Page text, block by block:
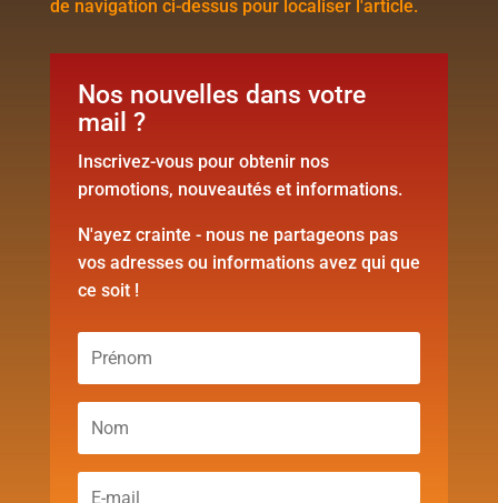
de navigation ci-dessus pour localiser l'article.
Nos nouvelles dans votre
mail ?
Inscrivez-vous pour obtenir nos
promotions, nouveautés et informations.
N'ayez crainte - nous ne partageons pas
vos adresses ou informations avez qui que
ce soit !